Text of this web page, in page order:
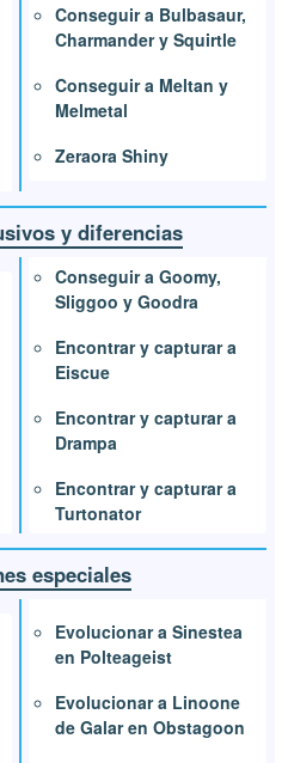
Conseguir a Bulbasaur,
Charmander y Squirtle
Conseguir a Meltan y
Melmetal
Zeraora Shiny
y diferencias
Conseguir a Goomy,
Sliggoo y Goodra
Encontrar y capturar a
Eiscue
Encontrar y capturar a
Drampa
Encontrar y capturar a
Turtonator
especiales
Evolucionar a Sinestea
en Polteageist
Evolucionar a Linoone
de Galar en Obstagoon